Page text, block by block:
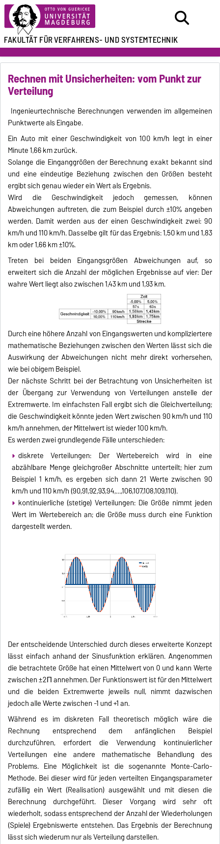
FAKULTÄT FÜRVERFAHRENS- UND SYSTEMTECHNIK
Rechnen mit Unsicherheiten: vom Punkt zur
Verteilung
Ingenieurtechnische Berechnungen verwenden im allgemeinen
Punktwerte als Eingabe.
Ein Auto mit einer Geschwindigkeit von 100 km/h legt in einer
Minute 1,66 km zurück.
Solange die Einganggrößen der Berechnung exakt bekannt sind
und eine eindeutige Beziehung zwischen den Größen besteht
ergibt sich genau wieder ein Wert als Ergebnis.
Wird die Geschwindigkeit jedoch gemessen, können
Abweichungen auftreten, die zum Beispiel durch ±10% angeben
werden. Damit werden aus der einen Geschwindigkeit zwei: 90
km/h und 110 km/h. Dasselbe gilt für das Ergebnis: 1,50 km und 1,83
km oder 1,66 km ±10%.
Treten bei beiden Eingangsgrößen Abweichungen auf, so
erweitert sich die Anzahl der möglichen Ergebnisse auf vier: Der
wahre Wert liegt also zwischen 1,43 km und 1,93 km.
Durch eine höhere Anzahl von Eingangswerten und kompliziertere
mathematische Beziehungen zwischen den Werten lässt sich die
Auswirkung der Abweichungen nicht mehr direkt vorhersehen,
wie bei obigem Beispiel.
Der nächste Schritt bei der Betrachtung von Unsicherheiten ist
der Übergang zur Verwendung von Verteilungen anstelle der
Extremwerte. Im einfachsten Fall ergibt sich die Gleichverteilung;
die Geschwindigkeit könnte jeden Wert zwischen 90 km/h und 110
km/h annehmen, der Mittelwert ist wieder 100 km/h.
Es werden zwei grundlegende Fälle unterschieden:
diskrete Verteilungen: Der Wertebereich wird in eine
abzählbare Menge gleichgroßer Abschnitte unterteilt; hier zum
Beispiel 1 km/h, es ergeben sich dann 21 Werte zwischen 90
km/h und 110 km/h (90,91,92,93,94,…,106,107,108,109,110).
kontinuierliche (stetige) Verteilungen: Die Größe nimmt jeden
Wert im Wertebereich an; die Größe muss durch eine Funktion
dargestellt werden.
Der entscheidende Unterschied durch dieses erweiterte Konzept
lässt einfach anhand der Sinusfunktion erklären. Angenommen
die betrachtete Größe hat einen Mittelwert von 0 und kann Werte
zwischen ±2Π annehmen. Der Funktionswert ist für den Mittelwert
und die beiden Extremwerte jeweils null, nimmt dazwischen
jedoch alle Werte zwischen -1 und +1 an.
Während es im diskreten Fall theoretisch möglich wäre die
Rechnung entsprechend dem anfänglichen Beispiel
durchzuführen, erfordert die Verwendung kontinuierlicher
Verteilungen eine andere mathematische Behandlung des
Problems. Eine Möglichkeit ist die sogenannte Monte-Carlo-
Methode. Bei dieser wird für jeden verteilten Eingangsparameter
zufällig ein Wert (Realisation) ausgewählt und mit diesen die
Berechnung durchgeführt. Dieser Vorgang wird sehr oft
wiederholt, sodass entsprechend der Anzahl der Wiederholungen
(Spiele) Ergebniswerte entstehen. Das Ergebnis der Berechnung
lässt sich wiederum nur als Verteilung darstellen.